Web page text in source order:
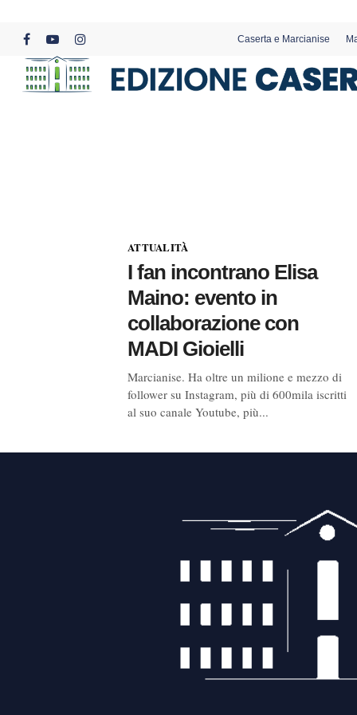
content
facebookyoutubeinstagram
Caserta e Marcianise
ATTUALITÀ
I fan incontrano Elisa
Maino: evento in
collaborazione con
MADI Gioielli
Marcianise. Ha oltre un milione e mezzo di
follower su Instagram, più di 600mila iscritti
al suo canale Youtube, più...